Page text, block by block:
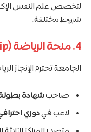
شروط مختلفة.
4. منحة الرياضة (Sports Scholarship):
الجامعة تحترم الإنجاز
صاحبشهادة
لاعب فيدوري